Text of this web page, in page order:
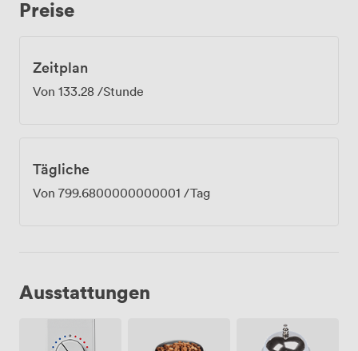
Preise
Zeitplan
Von 133.28 /Stunde
Tägliche
Von 799.6800000000001 /Tag
Ausstattungen